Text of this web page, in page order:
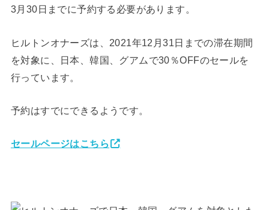
3月30日までに予約する必要があります。
ヒルトンオナーズは、2021年12月31日までの滞在期間
を対象に、日本、韓国、グアムで30％OFFのセールを
行っています。
予約はすでにできるようです。
セールページはこちら